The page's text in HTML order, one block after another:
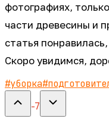
фотографиях,
части древесины и
статья
Скоро увидимся,
#уборка#
-7